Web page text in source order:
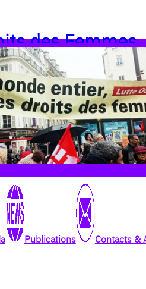
des Femmes
Publications Contacts &